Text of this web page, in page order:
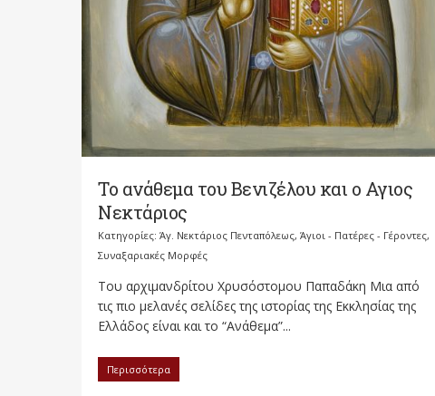
Το ανάθεμα του Βενιζέλου και ο Αγιος
Νεκτάριος
Κατηγορίες: Άγ. Νεκτάριος Πενταπόλεως, Άγιοι - Πατέρες - Γέροντες,
Συναξαριακές Μορφές
Του αρχιμανδρίτου Χρυσόστομου Παπαδάκη Μια από
τις πιο μελανές σελίδες της ιστορίας της Εκκλησίας της
Ελλάδος είναι και το “Ανάθεμα”...
Περισσότερα